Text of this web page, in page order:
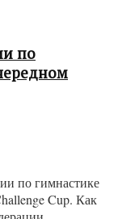
по
по гимнастике
Cup. Как